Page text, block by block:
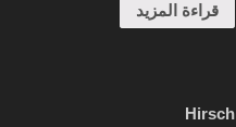
قراءة المزيد
Hirsch